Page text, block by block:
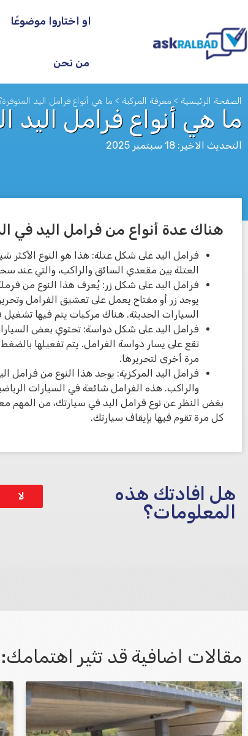
او اختاروا موضوعًا
من نحن
الصفحة الرئيسية > معرفة المركبة > ما هي أنواع فرامل اليد
ما هي أنواع فرامل اليد
التحديث الاخير: 18 سبتمبر 2025
לאهناك عدة أنواع من فرامل اليد في
فرامل اليد على شكل عتلة: هذا هو النوع الأكثر
العتلة بين مقعدي السائق والراكب، والتي عند
فرامل اليد على شكل زر: يُعرف هذا النوع من فرملة
يوجد زر أو مفتاح يعمل على تعشيق الفرامل
السيارات الحديثة. هناك مركبات يتم فيها تشغيل
فرامل اليد على شكل دواسة: تحتوي بعض
تقع على يسار دواسة الفرامل. يتم تفعيلها
مرة أخرى لتحريرها.
فرامل اليد المركزية: يوجد هذا النوع من فرامل
والراكب. هذه الفرامل شائعة في السيارات
بغض النظر عن نوع فرامل اليد في سيارتك، من
كل مرة تقوم فيها بإيقاف سيارتك.
هل افادتك هذه
المعلومات؟
لا
אני מאשר/ת קבלת דיוור במייל ושימוש בפרטים
בהתאםלמדיניות הפרטיות
مقالات اضافية قد تثير اهتمامك: